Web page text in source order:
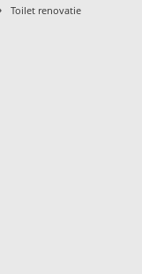
Toilet renovatie